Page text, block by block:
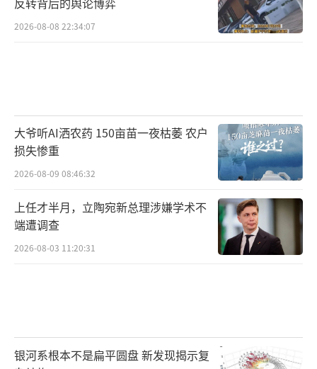
2026-08-08 22:34:07
大爷听AI洒农药 150亩苗一夜枯萎 农户
损失惨重
2026-08-09 08:46:32
上任才半月，立陶宛新总理涉嫌学术不
端遭调查
2026-08-03 11:20:31
银河系根本不是扁平圆盘 新发现揭示复